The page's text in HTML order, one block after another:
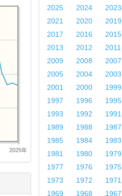
2025年
2025 2024 2023
2021
2020 2019
2017
2016 2015
2013
2012 2011
2009
2008 2007
2005
2004 2003
2001
2000 1999
1997
1996 1995
1993
1992 1991
1989
1988 1987
1985
1984 1983
1981
1980 1979
1977
1976 1975
1973
1972 1971
1969
1968 1967